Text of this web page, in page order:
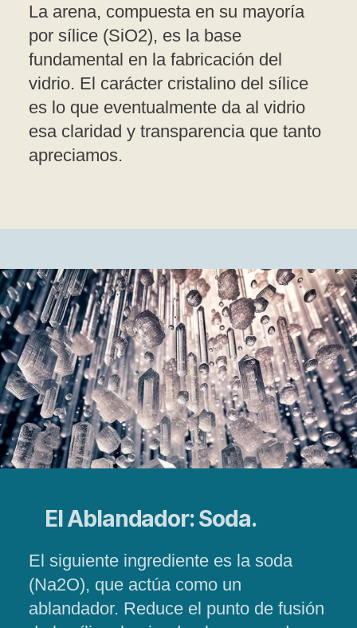
La arena, compuesta en su mayoría
por sílice (SiO2), es la base
fundamental en la fabricación del
vidrio. El carácter cristalino del sílice
es lo que eventualmente da al vidrio
esa claridad y transparencia que tanto
apreciamos.
El Ablandador: Soda.
El siguiente ingrediente es la soda
(Na2O), que actúa como un
ablandador. Reduce el punto de fusión